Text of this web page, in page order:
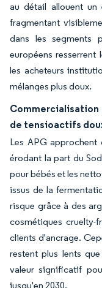
au détail allouent
fragmentant
dans les segments
européens
les acheteurs
mélanges plus doux.
de tensioactifs
Les APG approchent
érodant la part du
pour bébés et les
issus de la
risque grâce à des
cosmétiques cruelty-
clients d'ancrage.
restent plus lents
valeur significatif
jusqu'en 2030.